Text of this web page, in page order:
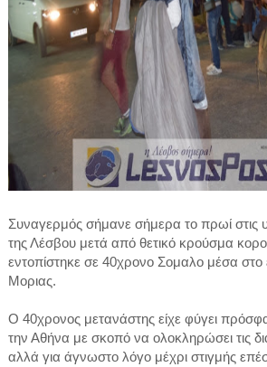
Συναγερμός σήμανε σήμερα το πρωί στις
της Λέσβου μετά από θετικό κρούσμα
εντοπίστηκε σε 40χρονο Σομαλο μέσα
Μοριας.
Ο 40χρονος μετανάστης είχε φύγει
την Αθήνα με σκοπό να ολοκληρώσει τις
αλλά για άγνωστο λόγο μέχρι στιγμής